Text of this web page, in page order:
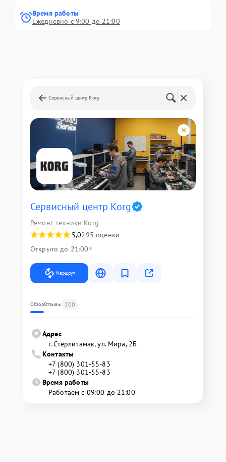
Время работы
Ежедневно с 9:00 до 21:00
Сервисный центр Korg
Сервисный центр Korg
Ремонт техники Korg
5,0295 оценки
Открыто до 21:00
Маршрут
ОбзорОтзывы 200
Адрес
г. Стерлитамак, ул. Мира, 2Б
Контакты
+7 (800) 301-55-83
+7 (800) 301-55-83
Время работы
Работаем с 09:00 до 21:00